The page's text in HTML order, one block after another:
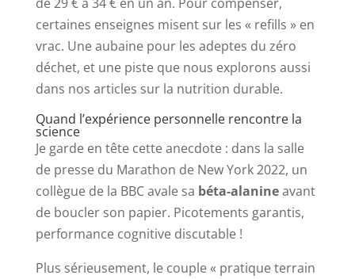
certaines enseignes misent sur les « refills » en
vrac. Une aubaine pour les adeptes du zéro
déchet, et une piste que nous explorons aussi
dans nos articles sur la nutrition durable.
Quand l’expérience personnelle rencontre la
science
Je garde en tête cette anecdote : dans la salle
de presse du Marathon de New York 2022, un
collègue de la BBC avale sa béta-alanineavant
de boucler son papier. Picotements garantis,
performance cognitive discutable !
Plus sérieusement, le couple « pratique terrain